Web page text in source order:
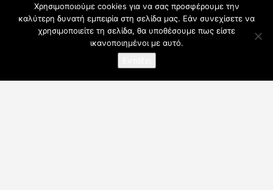
Χρησιμοποιούμε cookies για να σας προσφέρουμε την
καλύτερη δυνατή εμπειρία στη σελίδα μας. Εάν συνεχίσετε να
χρησιμοποιείτε τη σελίδα, θα υποθέσουμε πως είστε
ικανοποιημένοι με αυτό.